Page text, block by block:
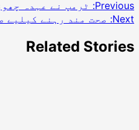
Previous:
ٹرمپ نے عہدہ
Next:
صحت مند رہنے کیلیے صرف 12 منٹ کی جسمانی مشقت بھی کافی
Related Stories